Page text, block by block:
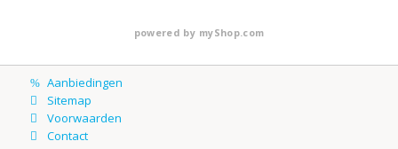
powered by myShop.com